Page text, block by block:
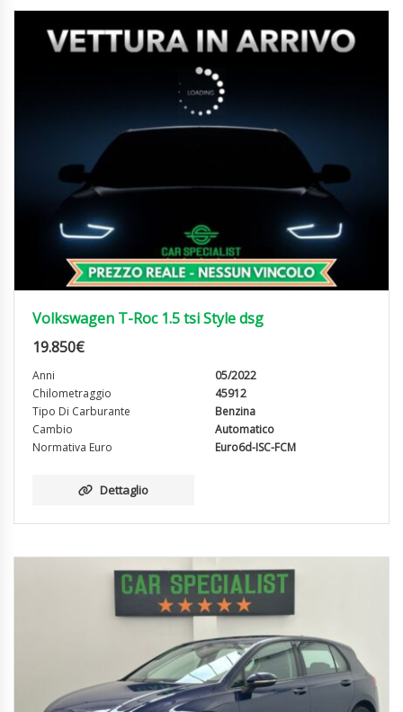
Volkswagen T-Roc 1.5 tsi Style dsg
19.850€
Anni
05/2022
Chilometraggio
45912
Tipo Di Carburante
Benzina
Cambio
Automatico
Normativa Euro
Euro6d-ISC-FCM
Dettaglio